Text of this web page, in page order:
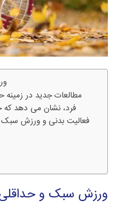
مطالعات جدید در زمینه
فرد، نشان می دهد که
فعالیت بدنی و ورزش سبک
ورزش سبک و